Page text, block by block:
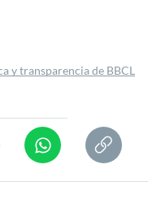
y transparencia de BBCL